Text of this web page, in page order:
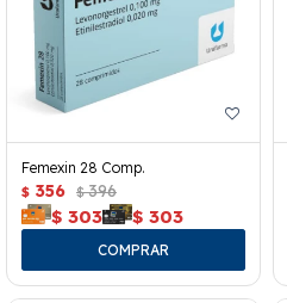
Femexin 28 Comp.
$ 356 $ 396
$ 303 $ 303